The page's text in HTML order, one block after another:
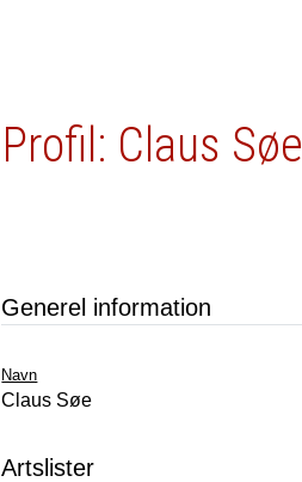
Profil: Claus Søe
Generel information
Navn
Claus Søe
Artslister